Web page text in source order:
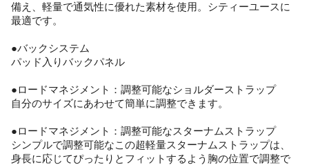
備え、軽量で通気性に優れた素材を使用。シティーユースに
最適です。
●バックシステム
パッド入りバックパネル
●ロードマネジメント：調整可能なショルダーストラップ
自分のサイズにあわせて簡単に調整できます。
●ロードマネジメント：調整可能なスターナムストラップ
シンプルで調整可能なこの超軽量スターナムストラップは、
身長に応じてぴったりとフィットするよう胸の位置で調整で